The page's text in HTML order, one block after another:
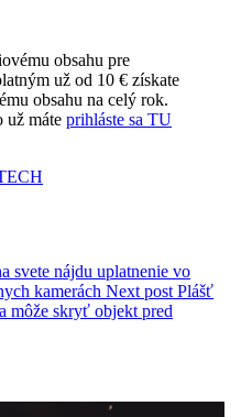
obsahu pre
už od 10 € získate
obsahu na celý rok.
už máte prihláste sa TU
svete nájdu uplatnenie vo
kamerách Next post Plášť
môže skryť objekt pred